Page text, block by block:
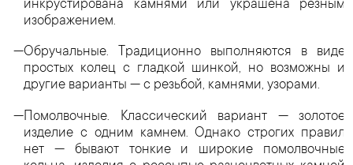
инкрустирована камнями или украшена резным
изображением.
Обручальные. Традиционно выполняются в виде
простых колец с гладкой шинкой, но возможны и
другие варианты — с резьбой, камнями, узорами.
Помолвочные. Классический вариант — золотое
изделие с одним камнем. Однако строгих правил
нет — бывают тонкие и широкие помолвочные